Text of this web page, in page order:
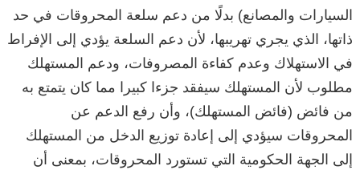
السيارات والمصانع) بدلًا من دعم سلعة المحروقات في حد
ذاتها، الذي يجري تهريبها، لأن دعم السلعة يؤدي إلى الإفراط
في الاستهلاك وعدم كفاءة المصروفات، ودعم المستهلك
مطلوب لأن المستهلك سيفقد جزءا كبيرا مما كان يتمتع به
من فائض (فائض المستهلك)، وأن رفع الدعم عن
المحروقات سيؤدي إلى إعادة توزيع الدخل من المستهلك
إلى الجهة الحكومية التي تستورد المحروقات، بمعنى أن